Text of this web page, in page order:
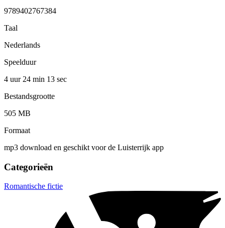
9789402767384
Taal
Nederlands
Speelduur
4 uur 24 min 13 sec
Bestandsgrootte
505 MB
Formaat
mp3 download en geschikt voor de Luisterrijk app
Categorieën
Romantische fictie